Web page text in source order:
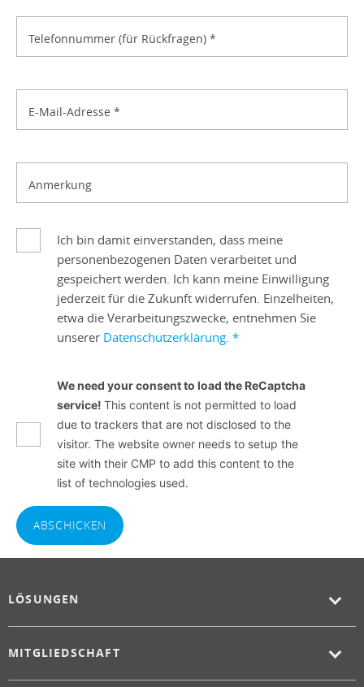
Telefonnummer (für Rückfragen) *
E-Mail-Adresse *
Anmerkung
Ich bin damit einverstanden, dass meine
personenbezogenen Daten verarbeitet und
gespeichert werden. Ich kann meine Einwilligung
jederzeit für die Zukunft widerrufen. Einzelheiten,
etwa die Verarbeitungszwecke, entnehmen Sie
unserer Datenschutzerklärung. *
We need your consent to load the ReCaptcha
service! This content is not permitted to load
due to trackers that are not disclosed to the
visitor. The website owner needs to setup the
site with their CMP to add this content to the
list of technologies used.
ABSCHICKEN
LÖSUNGEN
MITGLIEDSCHAFT